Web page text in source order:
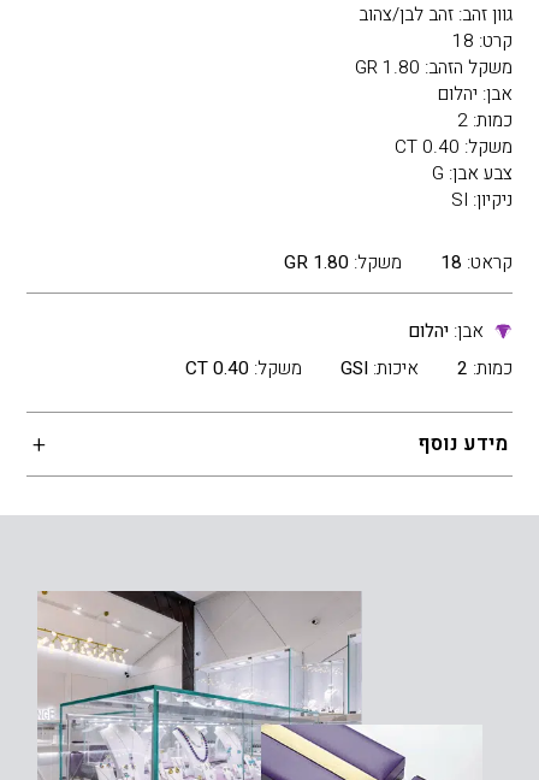
גוון זהב: זהב לבן/צהוב
קרט: 18
משקל הזהב: 1.80 GR
אבן: יהלום
כמות: 2
משקל: 0.40 CT
צבע אבן: G
ניקיון: SI
קראט: 18 משקל: 1.80 GR
אבן:יהלום
כמות: 2 איכות: GSI משקל:0.40 CT
מידע נוסף